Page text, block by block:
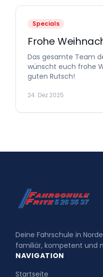
Specials
Frohe
Das gesamte Team
wünscht euch frohe
guten Rutsch!
24. Dez 2025
Deine Fahrschule in
familiär, kompetent und
NAVIGATION
Startseite